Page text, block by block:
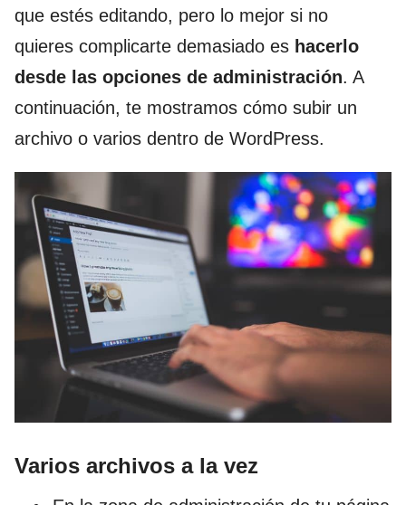
que estés editando, pero lo mejor si no
quieres complicarte demasiado es hacerlo
desde las opciones de administración. A
continuación, te mostramos cómo subir un
archivo o varios dentro de WordPress.
Varios archivos a la vez